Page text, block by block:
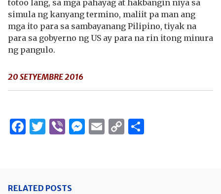
totoo lang, sa mga pahayag at hakbangin niya sa
simula ng kanyang termino, maliit pa man ang
mga ito para sa sambayanang Pilipino, tiyak na
para sa gobyerno ng US ay para na rin itong minura
ng pangulo.
20 SETYEMBRE 2016
Facebook
Twitter
ViberMessenger
Email
Copy
RELATED POSTS